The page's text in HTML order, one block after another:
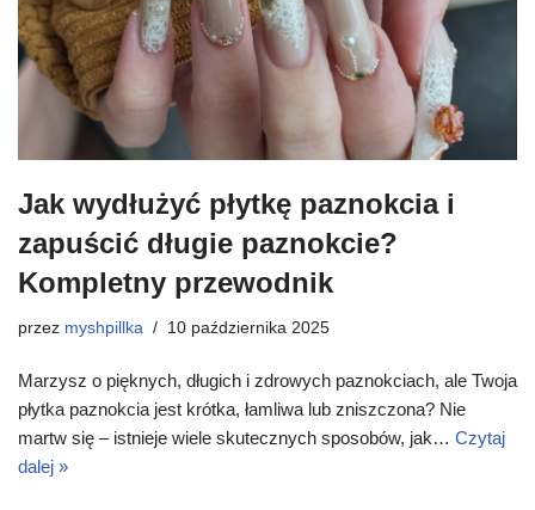
Jak wydłużyć płytkę paznokcia i
zapuścić długie paznokcie?
Kompletny przewodnik
przez myshpillka 10 października 2025
Marzysz o pięknych, długich i zdrowych paznokciach, ale Twoja
płytka paznokcia jest krótka, łamliwa lub zniszczona? Nie
martw się – istnieje wiele skutecznych sposobów, jak… Czytaj
dalej »